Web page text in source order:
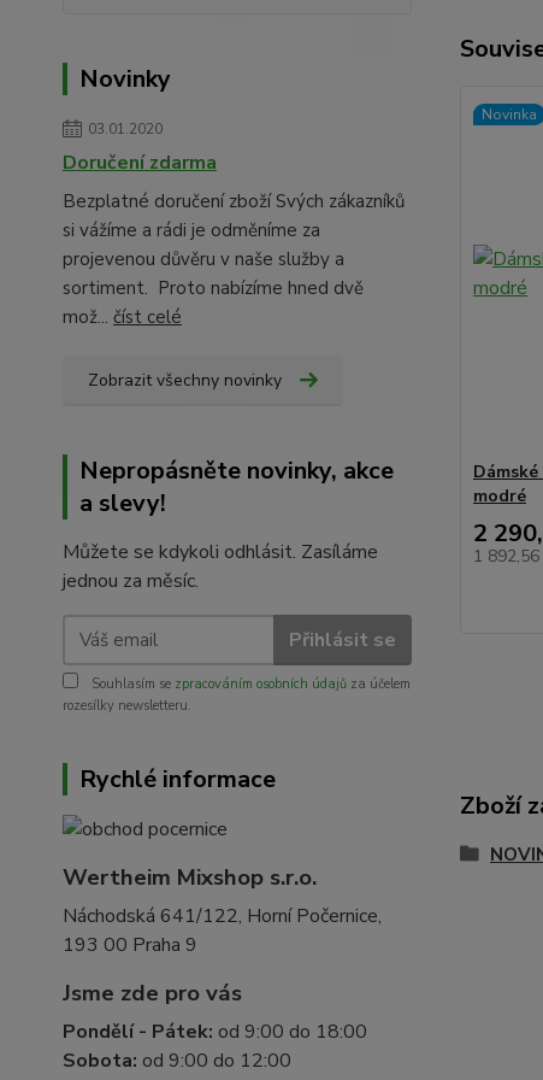
Novinky
03.01.2020
Doručení zdarma
Bezplatné doručení zboží Svých zákazníků
si vážíme a rádi je odměníme za
projevenou důvěru v naše služby a
sortiment. Proto nabízíme hned dvě
mož... číst celé
Zobrazit všechny novinky
Nepropásněte novinky, akce
a slevy!
Můžete se kdykoli odhlásit. Zasíláme
jednou za měsíc.
Přihlásit se
Souhlasím se zpracováním osobních údajů za účelem
rozesílky newsletteru.
Rychlé informace
Wertheim Mixshop s.r.o.
Náchodská 641/122, Horní Počernice,
193 00 Praha 9
Jsme zde pro vás
Pondělí - Pátek: od 9:00 do 18:00
Sobota: od 9:00 do 12:00
Novinka
modré
2
1 892,56
Zboží